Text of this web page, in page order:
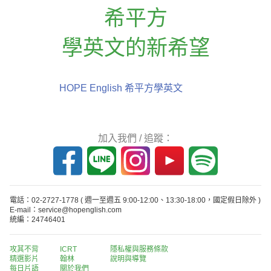
希平方
學英文的新希望
HOPE English 希平方學英文
加入我們 / 追蹤：
電話：02-2727-1778 ( 週一至週五 9:00-12:00、13:30-18:00，國定假日除外 )
E-mail：service@hopenglish.com
統編：24746401
攻其不背
精選影片
每日片語
ICRT
翰林
關於我們
隱私權與服務條款
說明與導覽